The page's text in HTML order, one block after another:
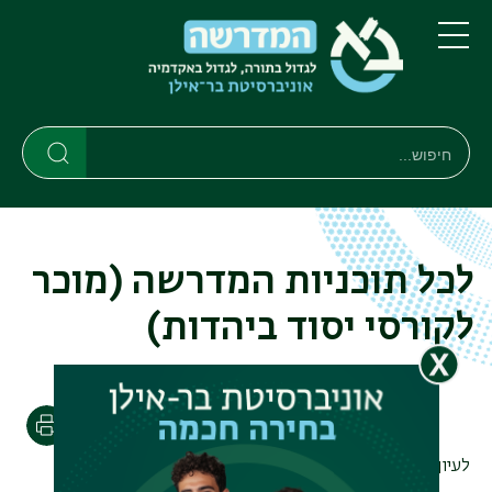
דילוג
לתוכן
העיקרי
דילוג
לתפריט
ניווט
ראשי
תפריט
חיפוש
חיפוש
לכל תוכניות המדרשה (מוכר
לקורסי יסוד ביהדות)
לעיון בתוכניות הלימוד במדרשה